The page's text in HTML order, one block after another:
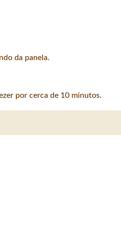
da panela.
por cerca de 10 minutos.